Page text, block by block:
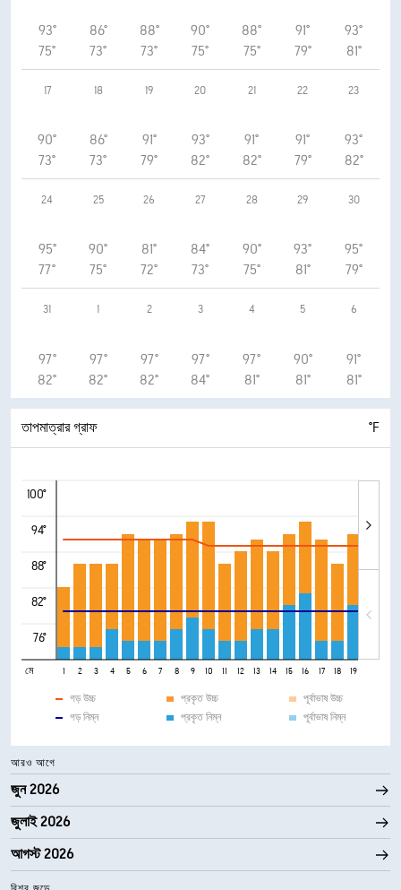
93°
75°
86°
73°
88°
73°
90°
75°
88°
75°
91°
79°
93°
81°
17
90°
73°
18
86°
73°
19
91°
79°
20
93°
82°
21
91°
82°
22
91°
79°
23
93°
82°
24
95°
77°
25
90°
75°
26
81°
72°
27
84°
73°
28
90°
75°
29
93°
81°
30
95°
79°
31
97°
82°
1
97°
82°
2
97°
82°
3
97°
84°
4
97°
81°
5
90°
81°
6
91°
81°
তাপমাত্রার গ্রাফ °F
100°
94°
88°
82°
76°
মে 1 2 3 4 5 6 7 8 9 10 11 12 13 14 15 16 17 18 19
গড় উচ্চ
গড় নিম্ন
প্রকৃত উচ্চ
প্রকৃত নিম্ন
পূর্বাভাষ উচ্চ
পূর্বাভাষ নিম্ন
আরও আগে
জুন 2026
জুলাই 2026
আগস্ট 2026